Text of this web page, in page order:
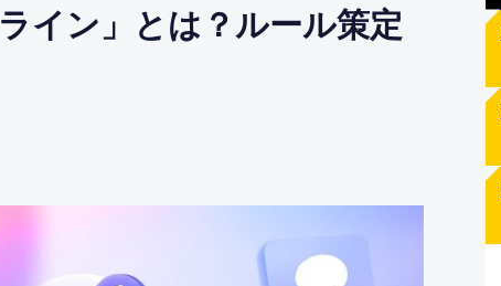
イン」とは？ルール策定